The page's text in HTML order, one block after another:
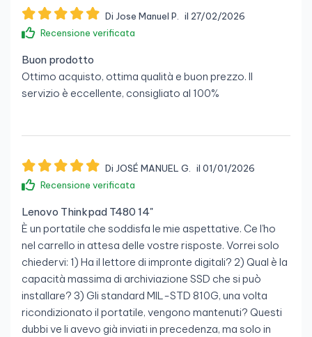
Di Jose Manuel P.
il 27/02/2026
Recensione verificata
Buon prodotto
Ottimo acquisto, ottima qualità e buon prezzo. Il
servizio è eccellente, consigliato al 100%
Di JOSÉ MANUEL G.
il 01/01/2026
Recensione verificata
Lenovo Thinkpad T480 14"
È un portatile che soddisfa le mie aspettative. Ce l’ho
nel carrello in attesa delle vostre risposte. Vorrei solo
chiedervi: 1) Ha il lettore di impronte digitali? 2) Qual è la
capacità massima di archiviazione SSD che si può
installare? 3) Gli standard MIL-STD 810G, una volta
ricondizionato il portatile, vengono mantenuti? Questi
dubbi ve li avevo già inviati in precedenza, ma solo in